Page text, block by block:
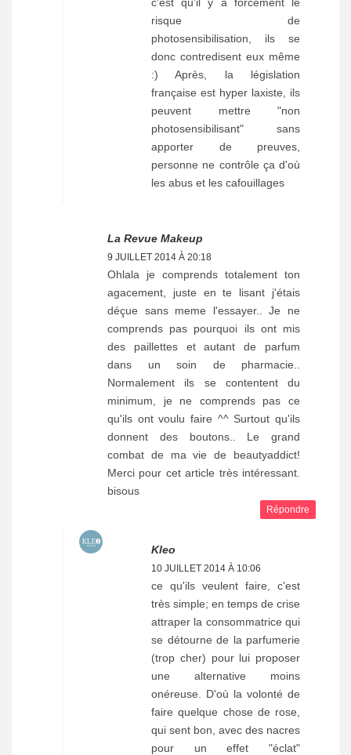
risque de
photosensibilisation, ils se
donc contredisent eux même
:) Après, la législation
française est hyper laxiste, ils
peuvent mettre "non
photosensibilisant" sans
apporter de preuves,
personne ne contrôle ça d'où
les abus et les cafouillages
La Revue Makeup
9 JUILLET 2014 À 20:18
Ohlala je comprends totalement ton
agacement, juste en te lisant j'étais
déçue sans meme l'essayer.. Je ne
comprends pas pourquoi ils ont mis
des paillettes et autant de parfum
dans un soin de pharmacie..
Normalement ils se contentent du
minimum, je ne comprends pas ce
qu'ils ont voulu faire ^^ Surtout qu'ils
donnent des boutons.. Le grand
combat de ma vie de beautyaddict!
Merci pour cet article très intéressant.
bisous
Répondre
Kleo
10 JUILLET 2014 À 10:06
ce qu'ils veulent faire, c'est
très simple; en temps de crise
attraper la consommatrice qui
se détourne de la parfumerie
(trop cher) pour lui proposer
une alternative moins
onéreuse. D'où la volonté de
faire quelque chose de rose,
qui sent bon, avec des nacres
pour un effet "éclat"